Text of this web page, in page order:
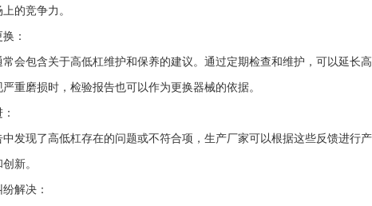
的竞争力。
：
会包含关于高低杠维护和保养的建议。通过定期检查和维护，可以延长
重磨损时，检验报告也可以作为更换器械的依据。
发现了高低杠存在的问题或不符合项，生产厂家可以根据这些反馈进行
新。
解决：